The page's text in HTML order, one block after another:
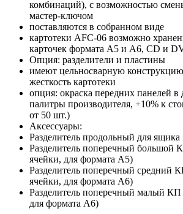
комбинаций), с возможностью
мастер-ключом
поставляются в собранном виде
картотеки AFC-06 возможно
карточек формата А5 и А6, CD и
Опция: разделители и пластины
имеют цельносварную
жесткость картотеки
опция: окраска передних панелей в
палитры производителя, +10% к
от 50 шт.)
Аксессуары:
Разделитель продольный для
Разделитель поперечный большой
ячейки, для формата А5)
Разделитель поперечный средний
ячейки, для формата А6)
Разделитель поперечный малый
для формата А6)